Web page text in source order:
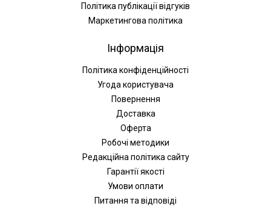
Політика публікації відгуків
Маркетингова політика
Інформація
Політика конфіденційності
Угода користувача
Повернення
Доставка
Оферта
Робочі методики
Редакційна політика сайту
Гарантії якості
Умови оплати
Питання та відповіді